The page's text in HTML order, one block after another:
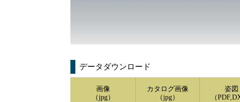
データダウンロード
画像
（jpg）
カタログ画像
（jpg）
姿図
（